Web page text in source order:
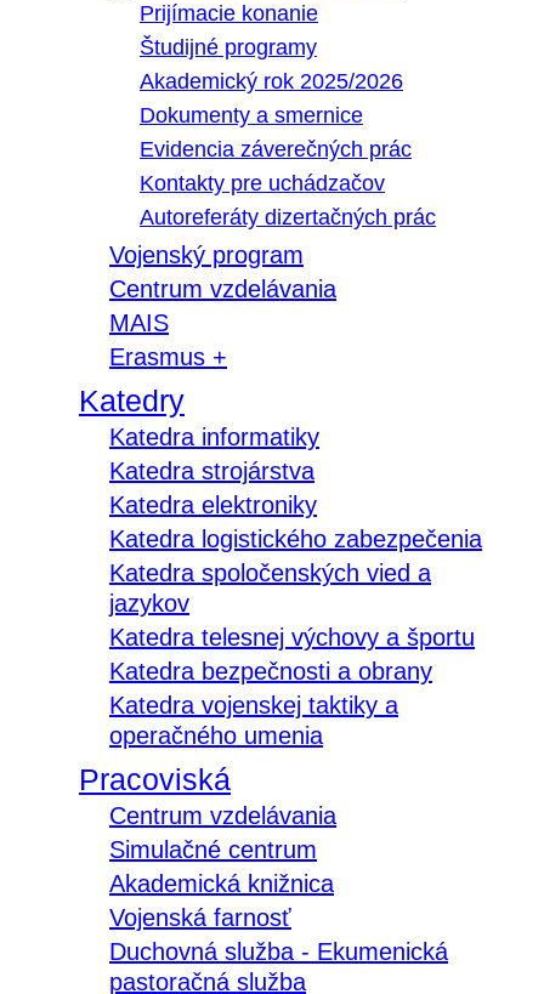
Prijímacie konanie
Študijné programy
Akademický rok 2025/2026
Dokumenty a smernice
Evidencia záverečných prác
Kontakty pre uchádzačov
Autoreferáty dizertačných prác
Vojenský program
Centrum vzdelávania
MAIS
Erasmus +
Katedry
Katedra informatiky
Katedra strojárstva
Katedra elektroniky
Katedra logistického zabezpečenia
Katedra spoločenských vied a
jazykov
Katedra telesnej výchovy a športu
Katedra bezpečnosti a obrany
Katedra vojenskej taktiky a
operačného umenia
Pracoviská
Centrum vzdelávania
Simulačné centrum
Akademická knižnica
Vojenská farnosť
Duchovná služba - Ekumenická
pastoračná služba